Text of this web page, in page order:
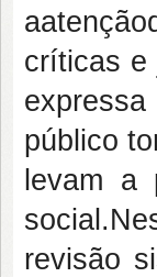
críticas e
público
levam a
revisão